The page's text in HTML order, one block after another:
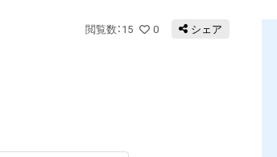
閲覧数 ： 15 0 シェア